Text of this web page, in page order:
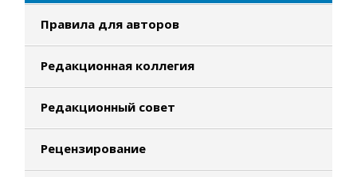
Правила для авторов
Редакционная коллегия
Редакционный совет
Рецензирование